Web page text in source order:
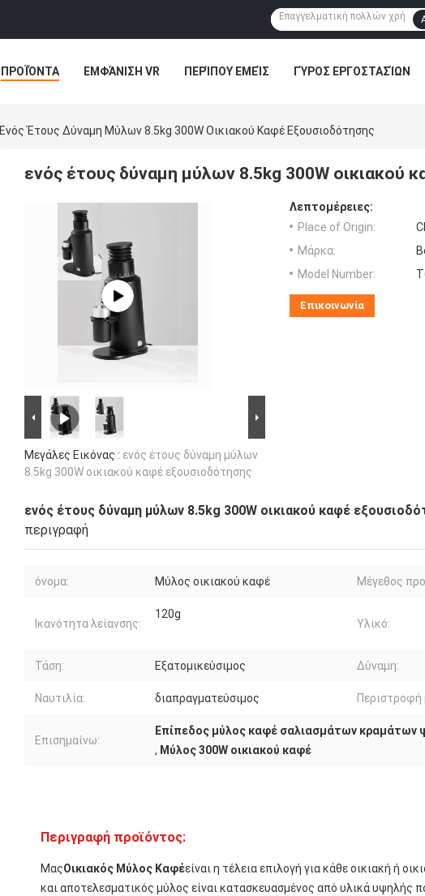
ΠΡΟΪΌΝΤΑ ΕΜΦΆΝΙΣΗ VR ΠΕΡΊΠΟΥ ΕΜΕΊΣ ΓΎΡΟΣ ΕΡΓΟΣΤΑΣΊΩΝ
Ενός Έτους Δύναμη Μύλων 8.5kg 300W Οικιακού Καφέ Εξουσιοδότησης
ενός έτους δύναμη μύλων 8.5kg 300W οικιακού
Μεγάλες Εικόνας : ενός έτους δύναμη μύλων
8.5kg 300W οικιακού καφέ εξουσιοδότησης
Λεπτομέρειες:
Place of Origin:
Μάρκα:
Model Number:
Επικοινωνία
ενός έτους δύναμη μύλων 8.5kg 300W οικιακού καφέ
περιγραφή
όνομα: Μύλος οικιακού καφέ Μέγεθος
Ικανότητα λείανσης:
120g
Υλικό:
Τάση: Εξατομικεύσιμος Δύναμη:
Ναυτιλία: διαπραγματεύσιμος Περιστροφή
Επισημαίνω:
Επίπεδος μύλος καφέ σαλιασμάτων κραμάτων
, Μύλος 300W οικιακού καφέ
Περιγραφή προϊόντος:
ΜαςΟικιακός Μύλος Καφέείναι η τέλεια επιλογή για κάθε οικιακή ή
και αποτελεσματικός μύλος είναι κατασκευασμένος από υλικά υψηλής